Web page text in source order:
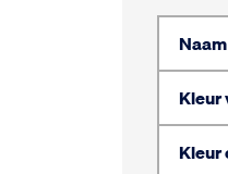
Kleur
Kleur